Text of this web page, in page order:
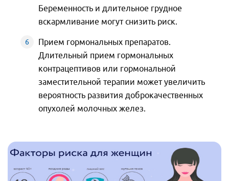
Беременность и длительное грудное
вскармливание могут снизить риск.
Прием гормональных препаратов.
Длительный прием гормональных
контрацептивов или гормональной
заместительной терапии может увеличить
вероятность развития доброкачественных
опухолей молочных желез.